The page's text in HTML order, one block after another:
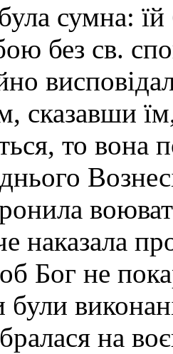
сумна: їй
без св.
сказавши
то вона
наказала
Бог не
були
на